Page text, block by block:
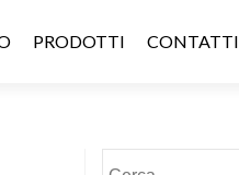
PRODOTTI CONTATTI